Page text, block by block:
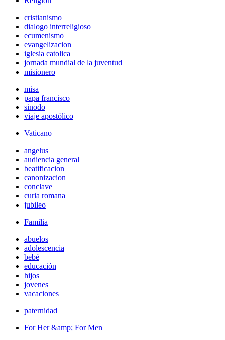
cristianismo
dialogo interreligioso
ecumenismo
evangelizacion
iglesia catolica
jornada mundial de la juventud
misionero
misa
papa francisco
sinodo
viaje apostólico
Vaticano
angelus
audiencia general
beatificacion
canonizacion
conclave
curia romana
jubileo
Familia
abuelos
adolescencia
bebé
educación
hijos
jovenes
vacaciones
paternidad
For Her &amp; For Men